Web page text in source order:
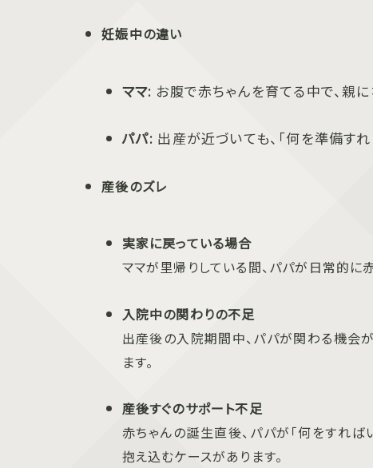
妊娠中の違い
ママ: お腹で赤ちゃんを育てる中で、親
パパ: 出産が近づいても、「何を準備す
産後のズレ
実家に戻っている場合
ママが里帰りしている間、パパが日常的に
入院中の関わりの不足
出産後の入院期間中、パパが関わる機会
ます。
産後すぐのサポート不足
赤ちゃんの誕生直後、パパが「何をすれ
抱え込むケースがあります。